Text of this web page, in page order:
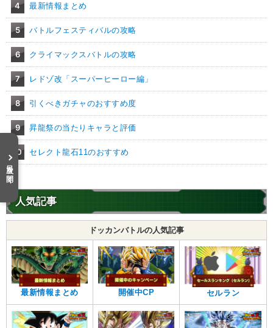
4 最新情報まとめ
5 バトルフェスティバルの攻略
6 クライマックスバトルの攻略
7 レドゾ改「スーパーヒーロー編」
8 引くべきガチャのおすすめ度
9 昇龍祭の当たりキャラと評価
10 セレクト龍石11のおすすめ
人気記事
ドッカンバトルの人気記事
最新情報まとめ 開催中CP セルラン
目次を開く